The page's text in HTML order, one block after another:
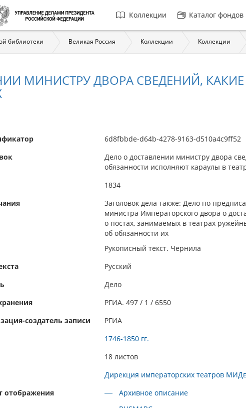
Главная
навигация
Коллекции Каталог фондов
библиотеки Великая Россия Коллекции Коллекции
МИНИСТРУ ДВОРА СВЕДЕНИЙ,
6d8fbbde-d64b-4278-9163-d510a4c9ff52
Дело о доставлении министру двора
обязанности исполняют караулы в
1834
Заголовок дела также: Дело по
министра Императорского двора о
о постах, занимаемых в театрах
об обязанности их
Рукописный текст. Чернила
Русский
Дело
РГИА. 497 / 1 / 6550
создатель записи
РГИА
1746-1850 гг.
18 листов
Дирекция императорских театров
отображения
Архивное описание